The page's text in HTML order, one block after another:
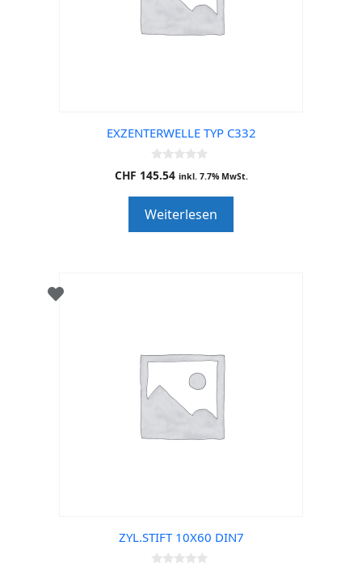
EXZENTERWELLE TYP C332
0
o
o
f
5
CHF 145.54 inkl. 7.7% MwSt.
Weiterlesen
ZYL.STIFT 10X60 DIN7